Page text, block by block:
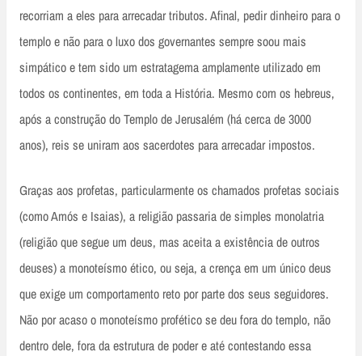
recorriam a eles para arrecadar tributos. Afinal, pedir dinheiro para o
templo e não para o luxo dos governantes sempre soou mais
simpático e tem sido um estratagema amplamente utilizado em
todos os continentes, em toda a História. Mesmo com os hebreus,
após a construção do Templo de Jerusalém (há cerca de 3000
anos), reis se uniram aos sacerdotes para arrecadar impostos.
Graças aos profetas, particularmente os chamados profetas sociais
(como Amós e Isaias), a religião passaria de simples monolatria
(religião que segue um deus, mas aceita a existência de outros
deuses) a monoteísmo ético, ou seja, a crença em um único deus
que exige um comportamento reto por parte dos seus seguidores.
Não por acaso o monoteísmo profético se deu fora do templo, não
dentro dele, fora da estrutura de poder e até contestando essa